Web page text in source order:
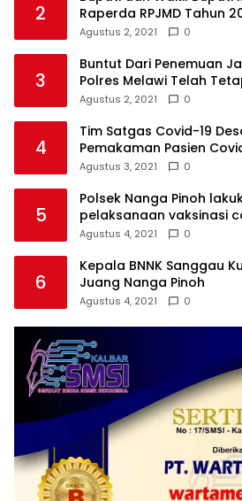
2
Raperda RPJMD Tahun
Agustus 2, 2021 0
3
Buntut Dari Penemuan
Polres Melawi Telah
Agustus 2, 2021 0
4
Tim Satgas Covid-19
Pemakaman Pasien
Agustus 3, 2021 0
5
Polsek Nanga Pinoh
pelaksanaan vaksinasi
Agustus 4, 2021 0
6
Kepala BNNK Sanggau
Juang Nanga Pinoh
Agustus 4, 2021 0